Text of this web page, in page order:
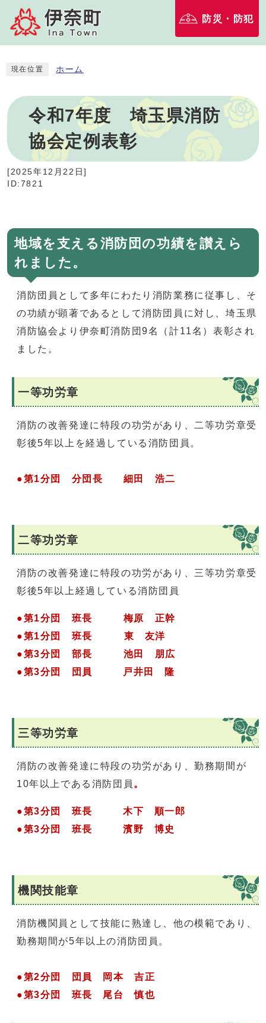
防災・防犯
現在位置 ホーム
令和7年度 埼玉県消防
協会定例表彰
[2025年12月22日]
ID:7821
地域を支える消防団の功績を讃えら
れました。
消防団員として多年にわたり消防業務に従事し、そ
の功績が顕著であるとして消防団員に対し、埼玉県
消防協会より伊奈町消防団9名（計11名）表彰され
ました。
一等功労章
消防の改善発達に特段の功労があり、二等功労章受
彰後5年以上を経過している消防団員。
●第1分団 分団長 細田 浩二
二等功労章
消防の改善発達に特段の功労があり、三等功労章受
彰後5年以上経過している消防団員
●第1分団 班長 梅原 正幹
●第1分団 班長 東 友洋
●第3分団 部長 池田 朋広
●第3分団 団員 戸井田 隆
三等功労章
消防の改善発達に特段の功労があり、勤務期間が
10年以上である消防団員 。
●第3分団 班長 木下 順一郎
●第3分団 班長 濱野 博史
機関技能章
消防機関員として技能に熟達し、他の模範であり、
勤務期間が5年以上の消防団員。
●第2分団 団員 岡本 吉正
●第3分団 班長 尾台 慎也